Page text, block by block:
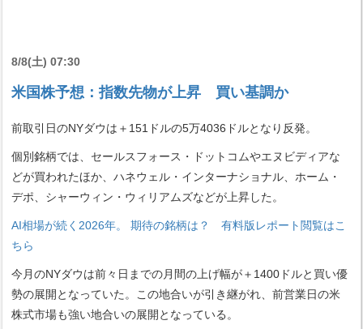
8/8(土) 07:30
米国株予想：指数先物が上昇 買い基調か
前取引日のNYダウは＋151ドルの5万4036ドルとなり反発。
個別銘柄では、セールスフォース・ドットコムやエヌビディアな
どが買われたほか、ハネウェル・インターナショナル、ホーム・
デポ、シャーウィン・ウィリアムズなどが上昇した。
AI相場が続く2026年。 期待の銘柄は？ 有料版レポート閲覧はこ
ちら
今月のNYダウは前々日までの月間の上げ幅が＋1400ドルと買い優
勢の展開となっていた。この地合いが引き継がれ、前営業日の米
株式市場も強い地合いの展開となっている。